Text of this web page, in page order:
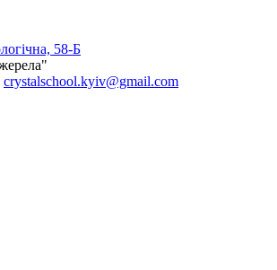
58-Б
crystalschool.kyiv@gmail.com